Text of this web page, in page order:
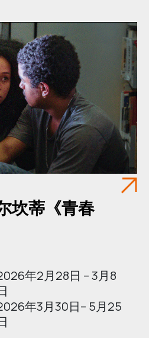
坎蒂《青春
年2月28日 – 3月8
年3月30日– 5月25